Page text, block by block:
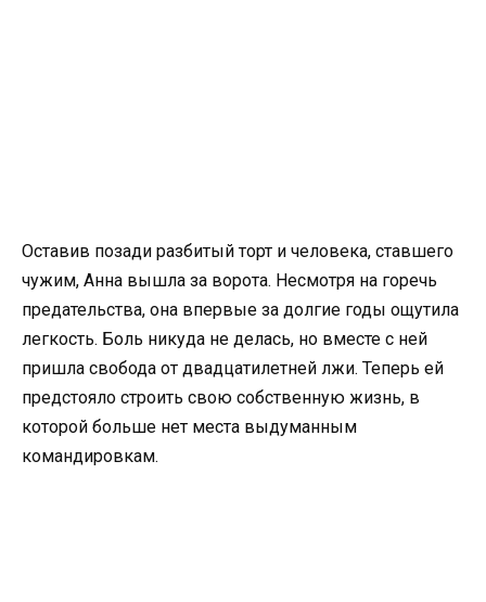
Оставив позади разбитый торт и человека, ставшего
чужим, Анна вышла за ворота. Несмотря на горечь
предательства, она впервые за долгие годы ощутила
легкость. Боль никуда не делась, но вместе с ней
пришла свобода от двадцатилетней лжи. Теперь ей
предстояло строить свою собственную жизнь, в
которой больше нет места выдуманным
командировкам.